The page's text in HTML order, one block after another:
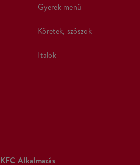
gyerek menü
köretek, szószok
italok
KFC Alkalmazás